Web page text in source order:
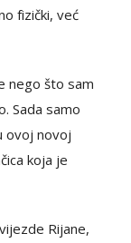
fizički, već
nego što sam
Sada samo
ovoj novoj
koja je
Rijane,